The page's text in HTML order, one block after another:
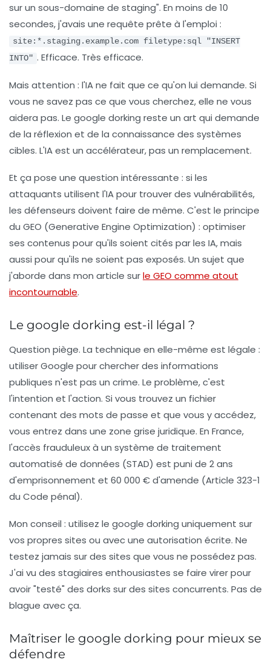
sur un sous-domaine de staging". En moins de 10
secondes, j'avais une requête prête à l'emploi :
site:*.staging.example.com filetype:sql "INSERT
INTO" . Efficace. Très efficace.
Mais attention : l'IA ne fait que ce qu'on lui demande. Si
vous ne savez pas ce que vous cherchez, elle ne vous
aidera pas. Le google dorking reste un art qui demande
de la réflexion et de la connaissance des systèmes
cibles. L'IA est un accélérateur, pas un remplacement.
Et ça pose une question intéressante : si les
attaquants utilisent l'IA pour trouver des vulnérabilités,
les défenseurs doivent faire de même. C'est le principe
du GEO (Generative Engine Optimization) : optimiser
ses contenus pour qu'ils soient cités par les IA, mais
aussi pour qu'ils ne soient pas exposés. Un sujet que
j'aborde dans mon article surle GEO comme atout
incontournable.
Le google dorking est-il légal ?
Question piège. La technique en elle-même est légale :
utiliser Google pour chercher des informations
publiques n'est pas un crime. Le problème, c'est
l'intention et l'action. Si vous trouvez un fichier
contenant des mots de passe et que vous y accédez,
vous entrez dans une zone grise juridique. En France,
l'accès frauduleux à un système de traitement
automatisé de données (STAD) est puni de 2 ans
d'emprisonnement et 60 000 € d'amende (Article 323-1
du Code pénal).
Mon conseil : utilisez le google dorking uniquement sur
vos propres sites ou avec une autorisation écrite. Ne
testez jamais sur des sites que vous ne possédez pas.
J'ai vu des stagiaires enthousiastes se faire virer pour
avoir "testé" des dorks sur des sites concurrents. Pas de
blague avec ça.
Maîtriser le google dorking pour mieux se
défendre